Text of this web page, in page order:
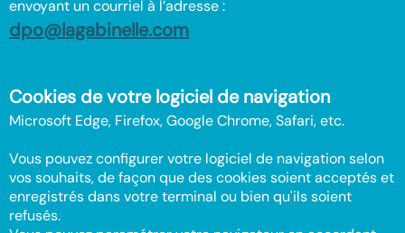
envoyant un courriel à l’adresse :
dpo@lagabinelle.com
Cookies de votre logiciel de navigation
Microsoft Edge, Firefox, Google Chrome, Safari, etc.
Vous pouvez configurer votre logiciel de navigation selon
vos souhaits, de façon que des cookies soient acceptés et
enregistrés dans votre terminal ou bien qu'ils soient
refusés.